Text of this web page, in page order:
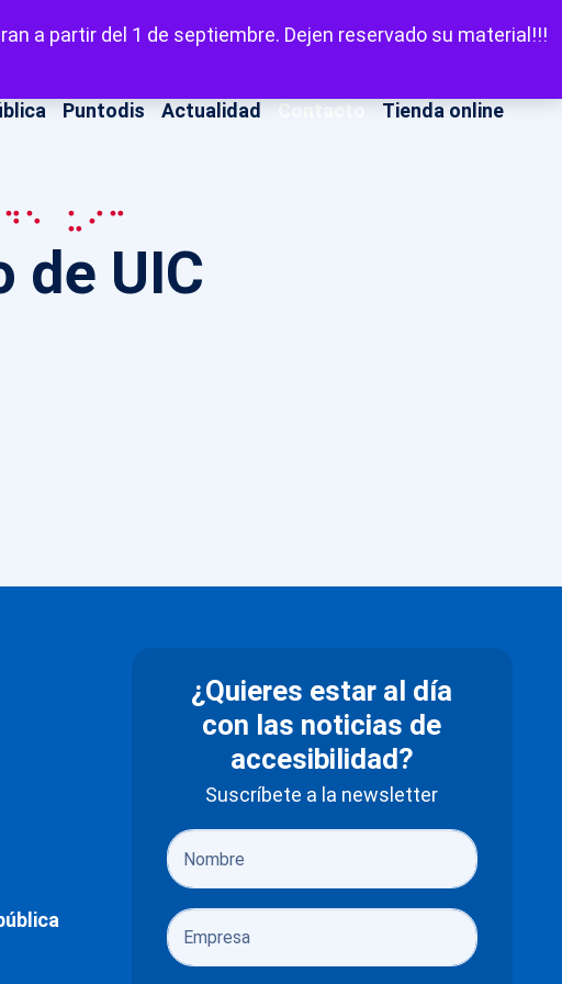
a partir del 1 de septiembre. Dejen reservado su material!!!
Escuchar
Puntodis Actualidad Contacto Tienda online
UIC
de UIC
¿Quieres estar al día
con las noticias de
accesibilidad?
Suscríbete a la newsletter